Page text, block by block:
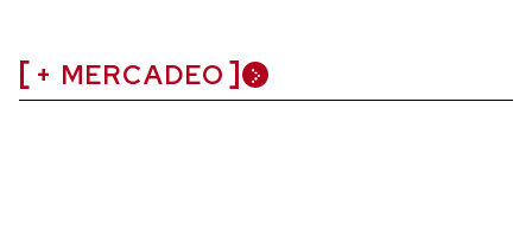
+ MERCADEO